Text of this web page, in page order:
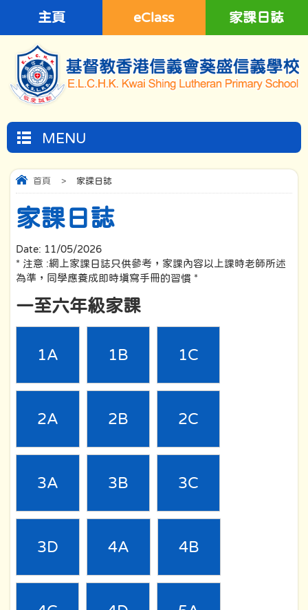
主頁 eClass 家課日誌
MENU
首頁 > 家課日誌
家課日誌
Date: 11/05/2026
* 注意 :網上家課日誌只供參考，家課內容以上課時老師所述
為準，同學應養成即時填寫手冊的習慣 *
一至六年級家課
1A 1B 1C
2A 2B 2C
3A 3B 3C
3D 4A 4B